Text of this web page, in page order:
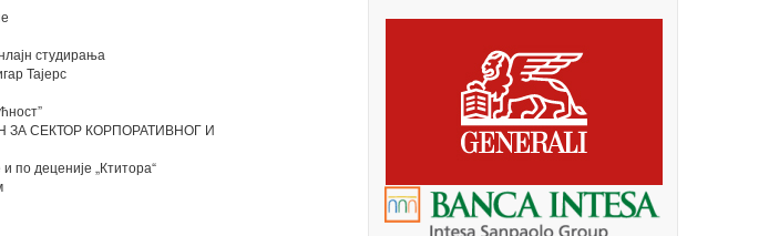
студирања
Тајерс
СЕКТОР КОРПОРАТИВНОГ И
деценије „Ктитора“